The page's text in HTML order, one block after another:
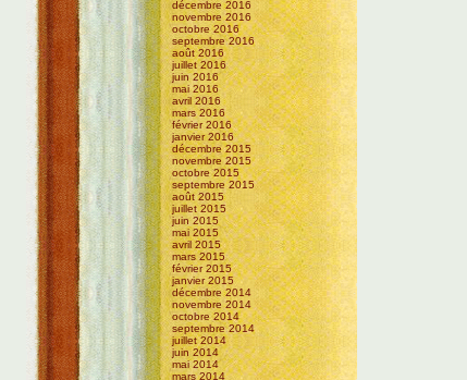
décembre 2016
novembre 2016
octobre 2016
septembre 2016
août 2016
juillet 2016
juin 2016
mai 2016
avril 2016
mars 2016
février 2016
janvier 2016
décembre 2015
novembre 2015
octobre 2015
septembre 2015
août 2015
juillet 2015
juin 2015
mai 2015
avril 2015
mars 2015
février 2015
janvier 2015
décembre 2014
novembre 2014
octobre 2014
septembre 2014
juillet 2014
juin 2014
mai 2014
mars 2014